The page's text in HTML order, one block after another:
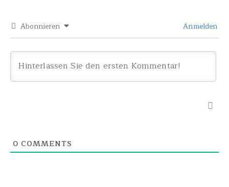
Abonnieren Anmelden
0 COMMENTS